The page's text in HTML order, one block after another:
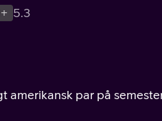
5.3
amerikansk par på